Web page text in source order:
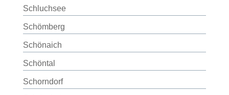
Schluchsee
Schömberg
Schönaich
Schöntal
Schorndorf